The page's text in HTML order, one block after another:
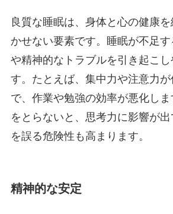
良質な睡眠は、身体と心の健康
かせない要素です。睡眠が不足
や精神的なトラブルを引き起こ
す。たとえば、集中力や注意力
で、作業や勉強の効率が悪化し
をとらないと、思考力に影響が
を誤る危険性も高まります。
精神的な安定